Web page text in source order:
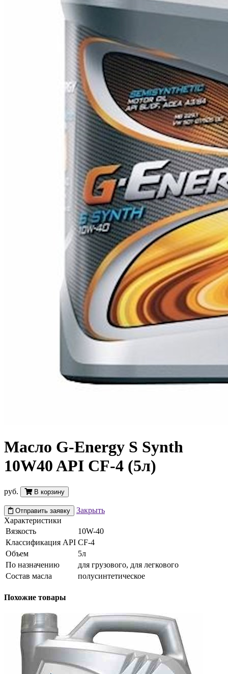
Масло G-Energy S Synth
10W40 API CF-4 (5л)
руб. В корзину
Отправить заявку
Закрыть
Характеристики
Вязкость
10W-40
Классификация API CF-4
Объем
5л
По назначению
для грузового, для легкового
Состав масла
полусинтетическое
Похожие товары